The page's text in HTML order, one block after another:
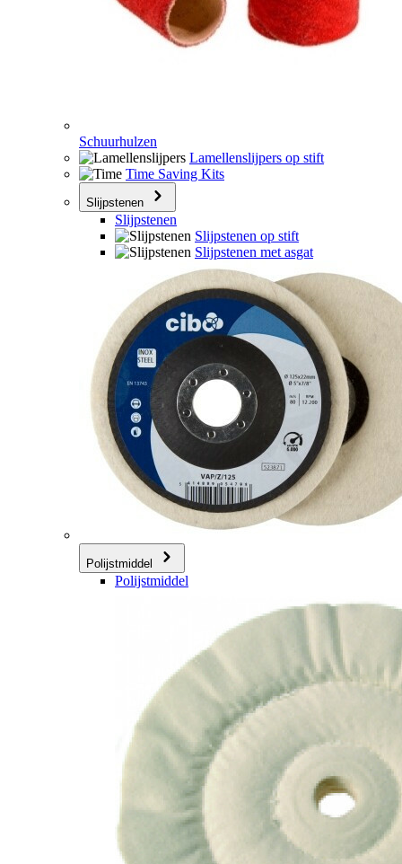
Schuurhulzen
Lamellenslijpers op stift
Time Saving Kits
Slijpstenen
Slijpstenen
Slijpstenen op stift
Slijpstenen met asgat
Polijstmiddel
Polijstmiddel